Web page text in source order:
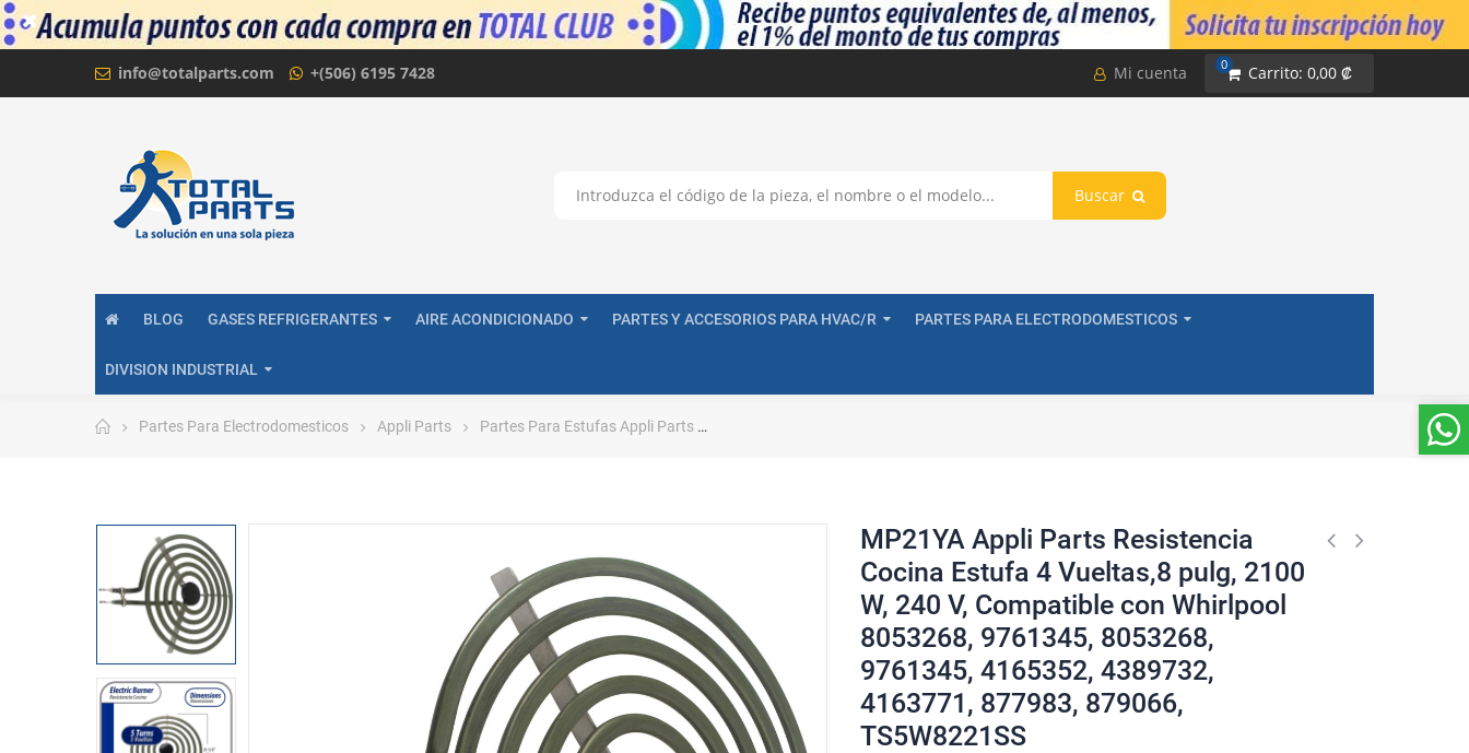
info@totalparts.com +(506) 6195 7428 Mi cuenta 0 Carrito: 0,00 ₡
Buscar
BLOG GASES REFRIGERANTES AIRE ACONDICIONADO PARTES Y ACCESORIOS PARA HVAC/R PARTES PARA ELECTRODOMESTICOS
DIVISION INDUSTRIAL
Partes Para Electrodomesticos Appli Parts Partes Para Estufas Appli Parts MP21YA Appli Parts Resistencia Cocina Estufa 4 Vueltas,8 pulg, 2100 W, 240 V, Compatible con Whirlpool
MP21YA Appli Parts Resistencia
Cocina Estufa 4 Vueltas,8 pulg, 2100
W, 240 V, Compatible con Whirlpool
8053268, 9761345, 8053268,
9761345, 4165352, 4389732,
4163771, 877983, 879066,
TS5W8221SS